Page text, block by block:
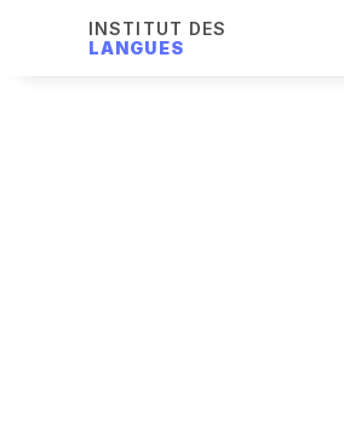
INSTITUT DES
LANGUES